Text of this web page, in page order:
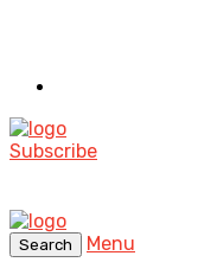
Subscribe
Search
Menu